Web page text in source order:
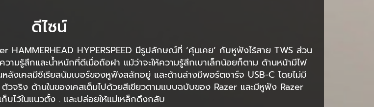
ดีไซน์
HAMMERHEAD HYPERSPEED มีรูปลักษณ์ที่ ‘คุ้นเคย’ กับหูฟังไร้สาย TWS ส่วน
รู้สึกและน้ำหนักที่ดีเมื่อถือฝา แม้ว่าจะให้ความรู้สึกเบาเล็กน้อยก็ตาม ด้านหน้ามีไฟ
งเคสมีซีเรียลนัมเบอร์ของหูฟังสลักอยู่ และด้านล่างมีพอร์ตชาร์จ USB-C โดยไม่มี
จริง ด้านในของเคสเต็มไปด้วยสีเขียวตามแบบฉบับของ Razer และมีหูฟัง Razer
บไว้ในแนวตั้ง . และปล่อยให้แม่เหล็กดึงกลับ